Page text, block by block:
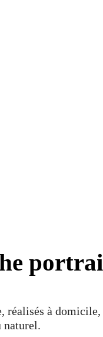
réalisés à
naturel.